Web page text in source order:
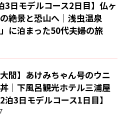
3日モデルコース2日目】仏ヶ
絶景と恐山へ｜浅虫温泉
」に泊まった50代夫婦の旅
大間】あけみちゃん号のウニ
｜下風呂観光ホテル三浦屋
泊3日モデルコース1日目】